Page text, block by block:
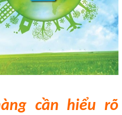
àng cần hiểu rõ